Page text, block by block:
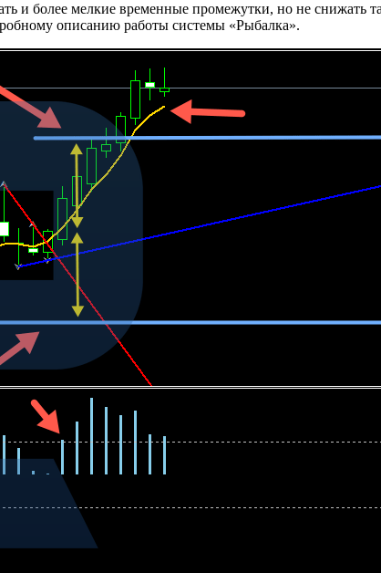
и более мелкие временные промежутки, но не снижать
описанию работы системы «Рыбалка».